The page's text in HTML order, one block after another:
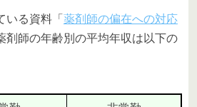
いる資料「 薬剤師の偏在への対応
剤師の年齢別の平均年収は以下の